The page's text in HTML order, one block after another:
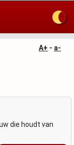
A+ - a-
die houdt van